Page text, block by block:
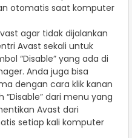
otomatis saat komputer
agar tidak dijalankan
Avast sekali untuk
“Disable” yang ada di
Anda juga bisa
dengan cara klik kanan
dari menu yang
Avast dari
setiap kali komputer